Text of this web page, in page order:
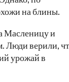
на блины.
Масленицу и
Люди верили,
урожай в